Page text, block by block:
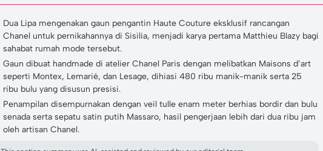
Dua Lipa mengenakan gaun pengantin Haute Couture eksklusif rancangan
Chanel untuk pernikahannya di Sisilia, menjadi karya pertama Matthieu Blazy bagi
sahabat rumah mode tersebut.
Gaun dibuat handmade di atelier Chanel Paris dengan melibatkan Maisons d’art
seperti Montex, Lemarié, dan Lesage, dihiasi 480 ribu manik-manik serta 25
ribu bulu yang disusun presisi.
Penampilan disempurnakan dengan veil tulle enam meter berhias bordir dan bulu
senada serta sepatu satin putih Massaro, hasil pengerjaan lebih dari dua ribu jam
oleh artisan Chanel.